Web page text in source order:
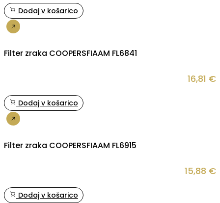
Dodaj v košarico
Filter zraka COOPERSFIAAM FL6841
16,81 €
Dodaj v košarico
Filter zraka COOPERSFIAAM FL6915
15,88 €
Dodaj v košarico